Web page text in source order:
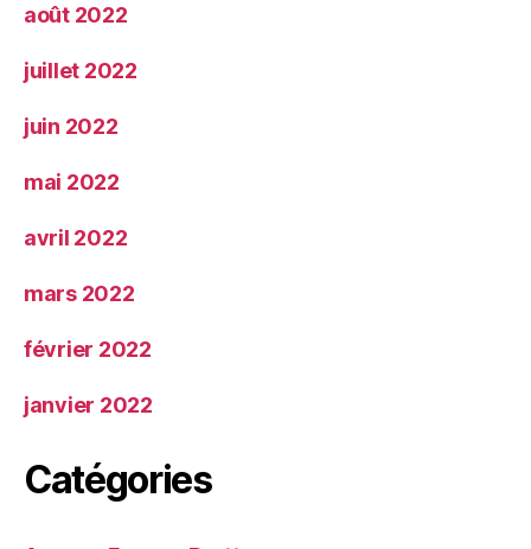
août 2022
juillet 2022
juin 2022
mai 2022
avril 2022
mars 2022
février 2022
janvier 2022
Catégories